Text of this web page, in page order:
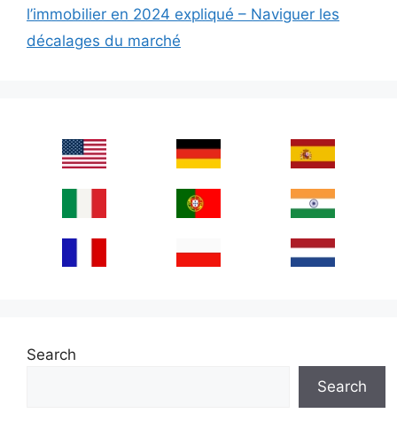
l’immobilier en 2024 expliqué – Naviguer les
décalages du marché
Search
Search